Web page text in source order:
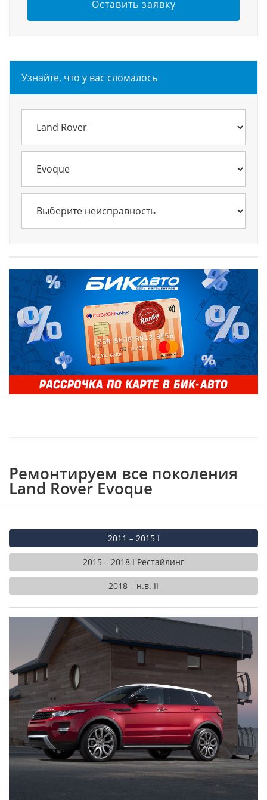
Оставить заявку
Узнайте, что у вас сломалось
Ремонтируем все поколения
Land Rover Evoque
2011 – 2015 I
2015 – 2018 I Рестайлинг
2018 – н.в. II